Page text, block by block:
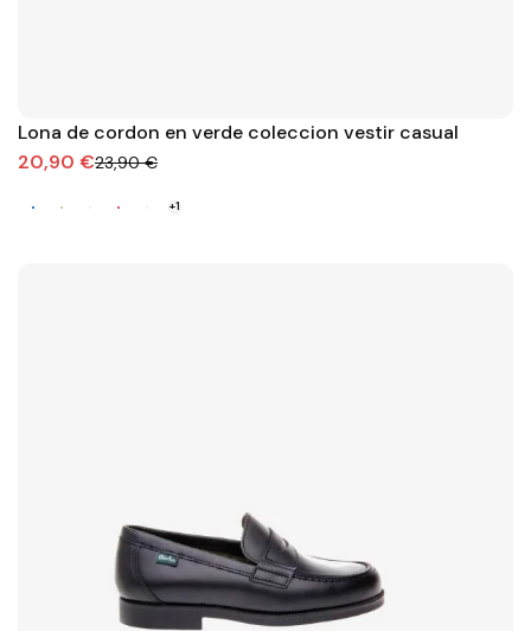
Lona de cordon en verde coleccion vestir casual
20,90 €23,90 €
+1